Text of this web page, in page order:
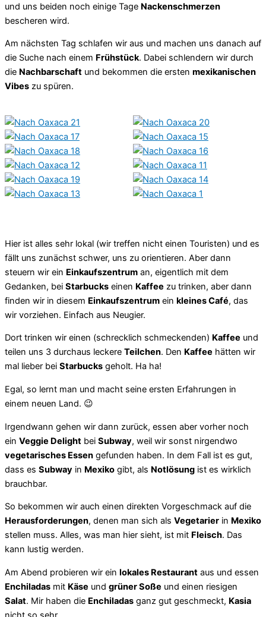
und uns beiden noch einige Tage Nackenschmerzen
bescheren wird.
Am nächsten Tag schlafen wir aus und machen uns danach auf
die Suche nach einem Frühstück. Dabei schlendern wir durch
die Nachbarschaft und bekommen die ersten mexikanischen
Vibes zu spüren.
Hier ist alles sehr lokal (wir treffen nicht einen Touristen) und es
fällt uns zunächst schwer, uns zu orientieren. Aber dann
steuern wir ein Einkaufszentrum an, eigentlich mit dem
Gedanken, bei Starbucks einen Kaffee zu trinken, aber dann
finden wir in diesem Einkaufszentrum ein kleines Café, das
wir vorziehen. Einfach aus Neugier.
Dort trinken wir einen (schrecklich schmeckenden) Kaffee und
teilen uns 3 durchaus leckere Teilchen. Den Kaffee hätten wir
mal lieber bei Starbucks geholt. Ha ha!
Egal, so lernt man und macht seine ersten Erfahrungen in
einem neuen Land. 😉
Irgendwann gehen wir dann zurück, essen aber vorher noch
ein Veggie Delight bei Subway, weil wir sonst nirgendwo
vegetarisches Essen gefunden haben. In dem Fall ist es gut,
dass es Subway in Mexiko gibt, als Notlösung ist es wirklich
brauchbar.
So bekommen wir auch einen direkten Vorgeschmack auf die
Herausforderungen, denen man sich als Vegetarier in Mexiko
stellen muss. Alles, was man hier sieht, ist mit Fleisch. Das
kann lustig werden.
Am Abend probieren wir ein lokales Restaurant aus und essen
Enchiladas mit Käse und grüner Soße und einen riesigen
Salat. Mir haben die Enchiladas ganz gut geschmeckt, Kasia